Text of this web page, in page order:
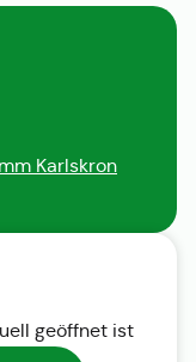
Karlskron
geöffnet ist